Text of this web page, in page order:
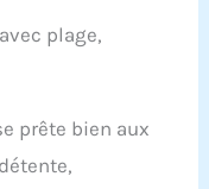
plage,
prête bien aux